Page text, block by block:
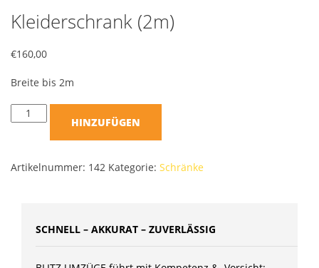
Kleiderschrank (2m)
€160,00
Breite bis 2m
HINZUFÜGEN
Artikelnummer: 142 Kategorie: Schränke
SCHNELL – AKKURAT – ZUVERLÄSSIG